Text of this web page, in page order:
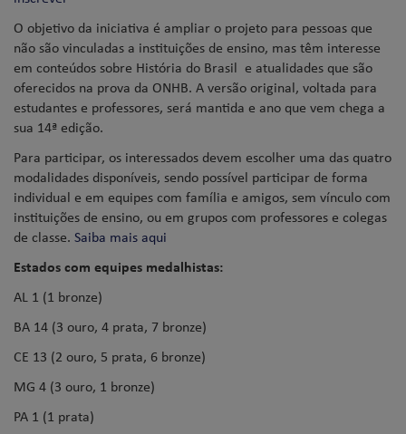
O objetivo da iniciativa é ampliar o projeto para pessoas que
não são vinculadas a instituições de ensino, mas têm interesse
em conteúdos sobre História do Brasil e atualidades que são
oferecidos na prova da ONHB. A versão original, voltada para
estudantes e professores, será mantida e ano que vem chega a
sua 14ª edição.
Para participar, os interessados devem escolher uma das quatro
modalidades disponíveis, sendo possível participar de forma
individual e em equipes com família e amigos, sem vínculo com
instituições de ensino, ou em grupos com professores e colegas
de classe. Saiba mais aqui
Estados com equipes medalhistas:
AL 1 (1 bronze)
BA 14 (3 ouro, 4 prata, 7 bronze)
CE 13 (2 ouro, 5 prata, 6 bronze)
MG 4 (3 ouro, 1 bronze)
PA 1 (1 prata)